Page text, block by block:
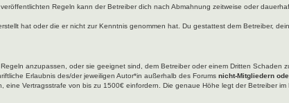
Regeln kann der Betreiber dich nach Abmahnung zeitweise oder
hat oder die er nicht zur Kenntnis genommen hat. Du gestattest dem Betreiber,
anzupassen, oder sie geeignet sind, dem Betreiber oder einem Dritten Schaden
Erlaubnis des/der jeweiligen Autor*in außerhalb des Forums nicht-Mitgliedern
Vertragsstrafe von bis zu 1500€ einfordern. Die genaue Höhe legt der Betreiber im